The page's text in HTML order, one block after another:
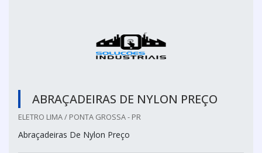
ABRAÇADEIRAS DE NYLON PREÇO
ELETRO LIMA / PONTA GROSSA - PR
Abraçadeiras De Nylon Preço